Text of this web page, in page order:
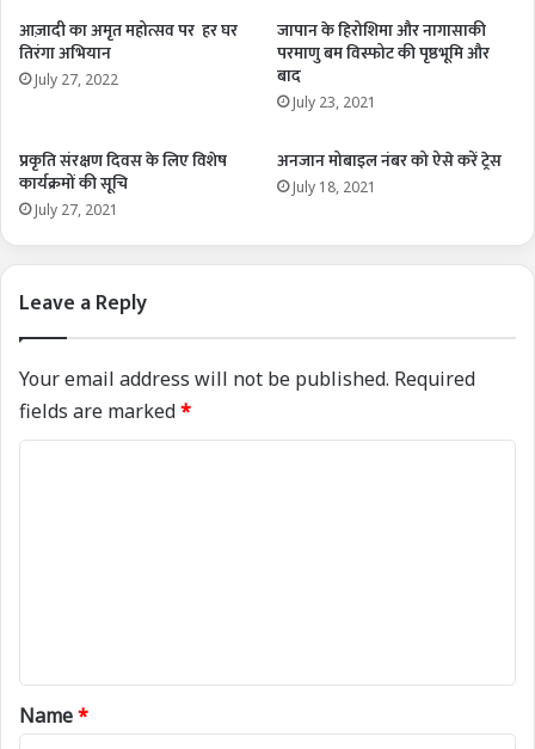
आज़ादी का अमृत महोत्सव पर हर घर
तिरंगा अभियान
July 27, 2022
जापान के हिरोशिमा और नागासाकी
परमाणु बम विस्फोट की पृष्ठभूमि और
बाद
July 23, 2021
प्रकृति संरक्षण दिवस के लिए विशेष
कार्यक्रमों की सूचि
July 27, 2021
अनजान मोबाइल नंबर को ऐसे करें ट्रेस
July 18, 2021
Leave a Reply
Your email address will not be published. Required
fields are marked*
*
Name*